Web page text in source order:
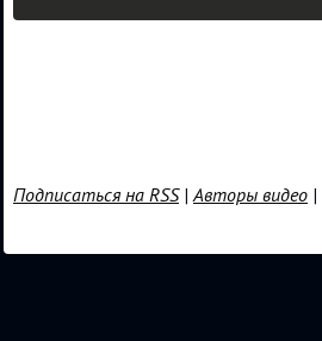
Подписаться на RSS|Авторы видео |